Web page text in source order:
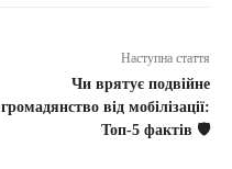
Наступна стаття
Чи врятує подвійне
громадянство від мобілізації:
Топ-5 фактів 🛡️